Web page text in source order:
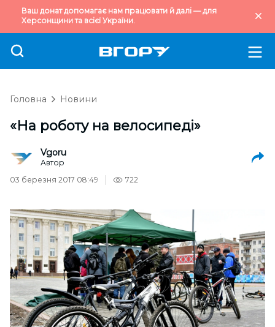
Ваш донат допомагає нам працювати й далі — для
Херсонщини та всієї України.
Головна Новини
«На роботу на велосипеді»
Vgoru
Автор
03 березня 2017 08:49
722